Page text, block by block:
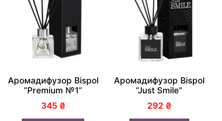
Аромадифузор Bispol
“Premium №1”
345 ₴
Аромадифузор Bispol
“Just Smile”
292 ₴